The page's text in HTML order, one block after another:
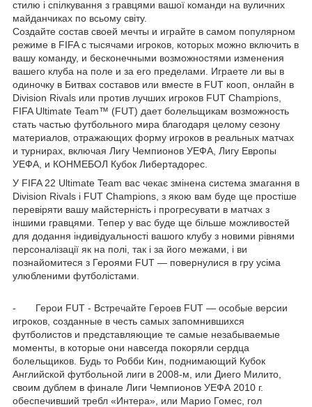
стилю і спілкування з гравцями вашої команди на вуличних
майданчиках по всьому світу.
Создайте состав своей мечты и играйте в самом популярном
режиме в FIFA с тысячами игроков, которых можно включить в
вашу команду, и бесконечными возможностями изменения
вашего клуба на поле и за его пределами. Играете ли вы в
одиночку в Битвах составов или вместе в FUT кооп, онлайн в
Division Rivals или против лучших игроков FUT Champions,
FIFA Ultimate Team™ (FUT) дает болельщикам возможность
стать частью футбольного мира благодаря целому сезону
материалов, отражающих форму игроков в реальных матчах
и турнирах, включая Лигу Чемпионов УЕФА, Лигу Европы
УЕФА, и КОНМЕБОЛ Кубок Либертадорес.
У FIFA 22 Ultimate Team вас чекає змінена система змагання в
Division Rivals і FUT Champions, з якою вам буде ще простіше
перевіряти вашу майстерність і прогресувати в матчах з
іншими гравцями. Тепер у вас буде ще більше можливостей
для додання індивідуальності вашого клубу з новими рівнями
персоналізації як на полі, так і за його межами, і ви
познайомитеся з Героями FUT — повернулися в гру усіма
улюбленими футболістами.
- Герои FUT - Встречайте Героев FUT — особые версии
игроков, созданные в честь самых запомнившихся
футболистов и представляющие те самые незабываемые
моменты, в которые они навсегда покоряли сердца
болельщиков. Будь то Робби Кин, поднимающий Кубок
Английской футбольной лиги в 2008-м, или Диего Милито,
своим дублем в финале Лиги Чемпионов УЕФА 2010 г.
обеспечивший требл «Интера», или Марио Гомес, гол